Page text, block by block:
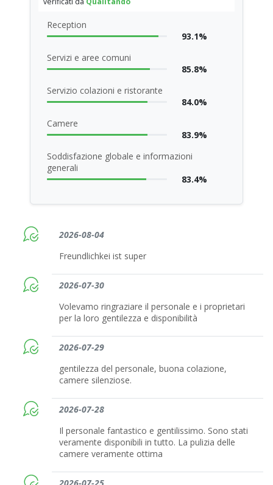
2026-08-04
Freundlichkei ist super
2026-07-30
Volevamo ringraziare il personale e i proprietari
per la loro gentilezza e disponibilità
2026-07-29
gentilezza del personale, buona colazione,
camere silenziose.
2026-07-28
Il personale fantastico e gentilissimo. Sono stati
veramente disponibili in tutto. La pulizia delle
camere veramente ottima
Reception
93.1%
Servizi e aree comuni
85.8%
Servizio colazioni e ristorante
84.0%
Camere
83.9%
Soddisfazione globale e informazioni
generali
83.4%